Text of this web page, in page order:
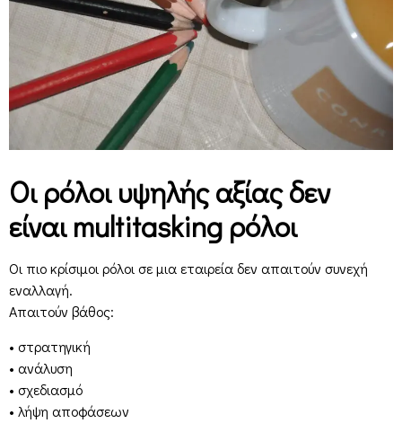
Οι ρόλοι υψηλής αξίας δεν
είναι multitasking ρόλοι
Οι πιο κρίσιμοι ρόλοι σε μια εταιρεία δεν απαιτούν συνεχή
εναλλαγή.
Απαιτούν βάθος:
• στρατηγική
• ανάλυση
• σχεδιασμό
• λήψη αποφάσεων